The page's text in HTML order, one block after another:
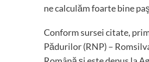
ne calculăm foarte bine
Conform sursei citate,
Pădurilor (RNP) –